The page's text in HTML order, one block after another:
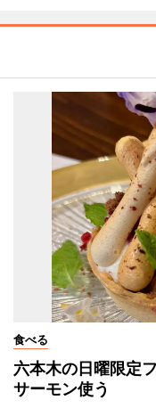
食べる
六本木の日曜限定
サーモン使う